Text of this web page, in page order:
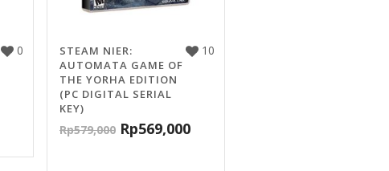
0 10
STEAM NIER:
AUTOMATA GAME OF
THE YORHA EDITION
(PC DIGITAL SERIAL
KEY)
Rp579,000 Rp569,000